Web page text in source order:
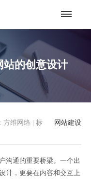
站的创意设计
网站建设
方维网络
标
沟通的重要桥梁。一个出
计，更要在内容和交互上